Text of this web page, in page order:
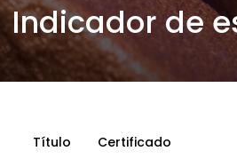
Indicador de
Título Certificado